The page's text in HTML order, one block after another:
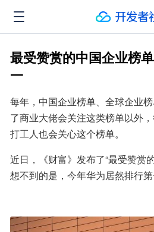
最受赞赏的中国企业榜
一
每年，中国企业榜单、全球企业
了商业大佬会关注这类榜单以外
打工人也会关心这个榜单。
近日，《财富》发布了“最受赞赏
想不到的是，今年华为居然排行第